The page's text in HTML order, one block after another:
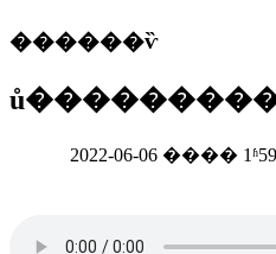
������ѷ
2022-06-06 ����